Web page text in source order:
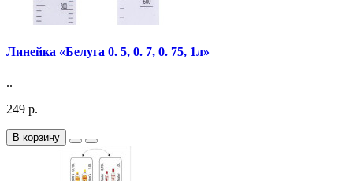
Линейка «Белуга 0. 5, 0. 7, 0. 75, 1л»
..
249 р.
В корзину